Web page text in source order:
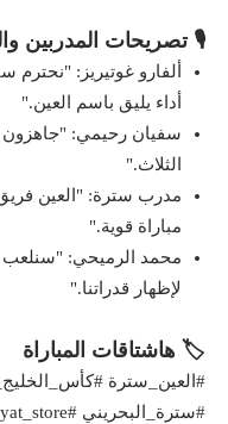
🎙️ تصريحات المدربين
ألفارو غوتيريز: "نحترم
أداء يليق باسم العين."
سفيان رحيمي: "جاهزون
الثلاث."
مدرب سترة: "العين فريق
مباراة قوية."
محمد الرميحي: "سنلعب
لإظهار قدراتنا."
🏷️ هاشتاقات المباراة
#العين_سترة
#سترة_البحريني #mobaryat_store #بث_مباشر #دوري_الخليج